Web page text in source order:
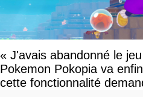
« J'avais abandonné le
Pokemon Pokopia va
cette fonctionnalité